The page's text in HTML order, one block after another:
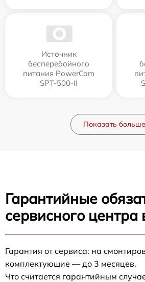
Источник
бесперебойного
питания PowerCom
SPT-500-II
Показать больше
Гарантийные
сервисного центра
Гарантия от сервиса: на
комплектующие — до 3 месяцев.
Что считается гарантийным